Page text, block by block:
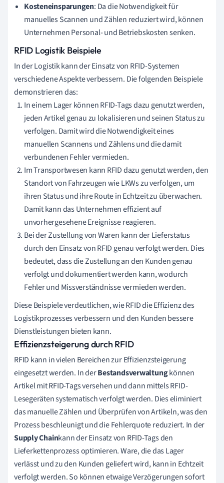
Kosteneinsparungen: Da die Notwendigkeit für
manuelles Scannen und Zählen reduziert wird, können
Unternehmen Personal- und Betriebskosten senken.
RFID Logistik Beispiele
In der Logistik kann der Einsatz von RFID-Systemen
verschiedene Aspekte verbessern. Die folgenden Beispiele
demonstrieren das:
In einem Lager können RFID-Tags dazu genutzt werden,
jeden Artikel genau zu lokalisieren und seinen Status zu
verfolgen. Damit wird die Notwendigkeit eines
manuellen Scannens und Zählens und die damit
verbundenen Fehler vermieden.
Im Transportwesen kann RFID dazu genutzt werden, den
Standort von Fahrzeugen wie LKWs zu verfolgen, um
ihren Status und ihre Route in Echtzeit zu überwachen.
Damit kann das Unternehmen effizient auf
unvorhergesehene Ereignisse reagieren.
Bei der Zustellung von Waren kann der Lieferstatus
durch den Einsatz von RFID genau verfolgt werden. Dies
bedeutet, dass die Zustellung an den Kunden genau
verfolgt und dokumentiert werden kann, wodurch
Fehler und Missverständnisse vermieden werden.
Diese Beispiele verdeutlichen, wie RFID die Effizienz des
Logistikprozesses verbessern und den Kunden bessere
Dienstleistungen bieten kann.
Effizienzsteigerung durch RFID
RFID kann in vielen Bereichen zur Effizienzsteigerung
eingesetzt werden. In derBestandsverwaltungkönnen
Artikel mit RFID-Tags versehen und dann mittels RFID-
Lesegeräten systematisch verfolgt werden. Dies eliminiert
das manuelle Zählen und Überprüfen von Artikeln, was den
Prozess beschleunigt und die Fehlerquote reduziert. In der
Supply Chainkann der Einsatz von RFID-Tags den
Lieferkettenprozess optimieren. Ware, die das Lager
verlässt und zu den Kunden geliefert wird, kann in Echtzeit
verfolgt werden. So können etwaige Verzögerungen sofort